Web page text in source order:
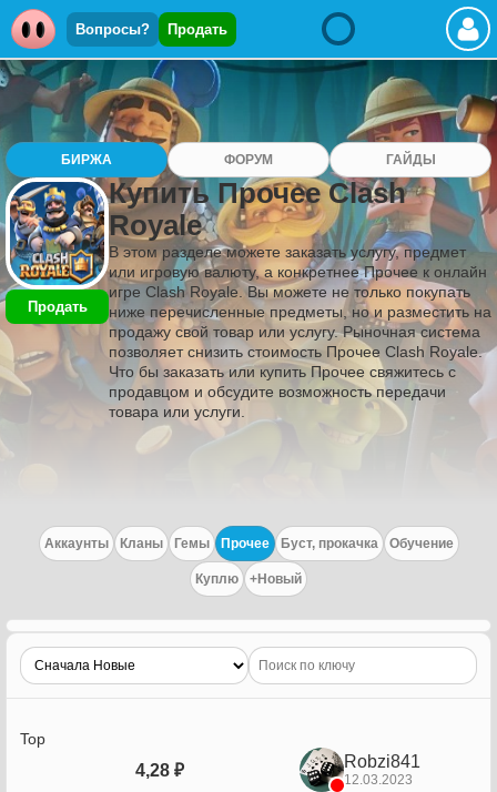
Вопросы? Продать
БИРЖА ФОРУМ ГАЙДЫ
Продать
Купить Прочее Clash
Royale
В этом разделе можете заказать услугу, предмет
или игровую валюту, а конкретнее Прочее к онлайн
игре Clash Royale. Вы можете не только покупать
ниже перечисленные предметы, но и разместить на
продажу свой товар или услугу. Рыночная система
позволяет снизить стоимость Прочее Clash Royale.
Что бы заказать или купить Прочее свяжитесь с
продавцом и обсудите возможность передачи
товара или услуги.
Аккаунты Кланы Гемы Прочее Буст, прокачка Обучение
Куплю +Новый
Top
4,28 ₽ Robzi841
12.03.2023